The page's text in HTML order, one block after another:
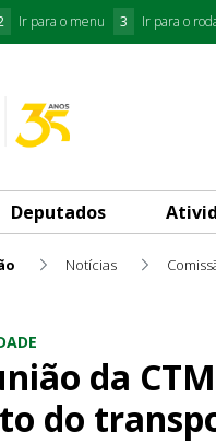
Ir para o menu 3 Ir para o
Deputados
Notícias
da
do